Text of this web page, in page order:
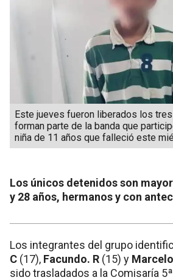
Este jueves fueron liberados los
forman parte de la banda que
niña de 11 años que falleció este
Los únicos detenidos son
y 28 años, hermanos y con
Los integrantes del grupo
C (17), Facundo. R (15) y
sido trasladados a la Comisaría